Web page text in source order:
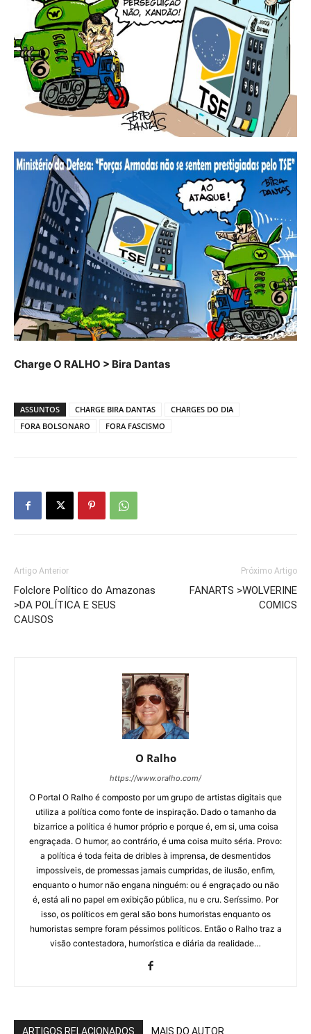
Charge O RALHO > Bira Dantas
ASSUNTOS CHARGE BIRA DANTAS
CHARGES DO DIA
FORA BOLSONARO
FORA FASCISMO
Artigo Anterior
Folclore Político do Amazonas
>DA POLÍTICA E SEUS
CAUSOS
Próximo Artigo
FANARTS >WOLVERINE
COMICS
O Ralho
https://www.oralho.com/
O Portal O Ralho é composto por um grupo de artistas digitais que
utiliza a política como fonte de inspiração. Dado o tamanho da
bizarrice a política é humor próprio e porque é, em si, uma coisa
engraçada. O humor, ao contrário, é uma coisa muito séria. Provo:
a política é toda feita de dribles à imprensa, de desmentidos
impossíveis, de promessas jamais cumpridas, de ilusão, enfim,
enquanto o humor não engana ninguém: ou é engraçado ou não
é, está ali no papel em exibição pública, nu e cru. Seríssimo. Por
isso, os políticos em geral são bons humoristas enquanto os
humoristas sempre foram péssimos políticos. Então o Ralho traz a
visão contestadora, humorística e diária da realidade…
ARTIGOS RELACIONADOS MAIS DO AUTOR